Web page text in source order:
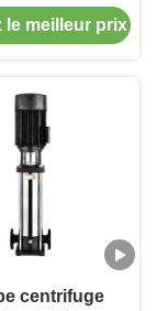
à plusieurs
le meilleur prix
centrifuge